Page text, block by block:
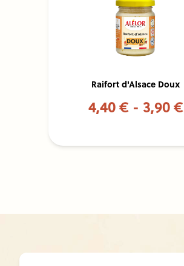
Raifort d'Alsace Doux
4,40 € - 3,90 €